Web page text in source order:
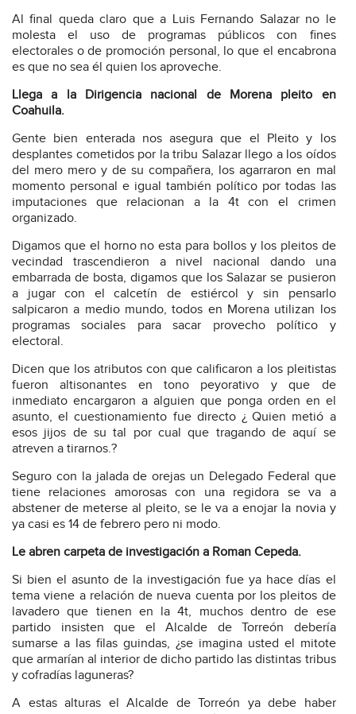
Al final queda claro que a Luis Fernando Salazar no le
molesta el uso de programas públicos con fines
electorales o de promoción personal, lo que el encabrona
es que no sea él quien los aproveche.
Llega a la Dirigencia nacional de Morena pleito en
Coahuila.
Gente bien enterada nos asegura que el Pleito y los
desplantes cometidos por la tribu Salazar llego a los oídos
del mero mero y de su compañera, los agarraron en mal
momento personal e igual también político por todas las
imputaciones que relacionan a la 4t con el crimen
organizado.
Digamos que el horno no esta para bollos y los pleitos de
vecindad trascendieron a nivel nacional dando una
embarrada de bosta, digamos que los Salazar se pusieron
a jugar con el calcetín de estiércol y sin pensarlo
salpicaron a medio mundo, todos en Morena utilizan los
programas sociales para sacar provecho político y
electoral.
Dicen que los atributos con que calificaron a los pleitistas
fueron altisonantes en tono peyorativo y que de
inmediato encargaron a alguien que ponga orden en el
asunto, el cuestionamiento fue directo ¿ Quien metió a
esos jijos de su tal por cual que tragando de aquí se
atreven a tirarnos.?
Seguro con la jalada de orejas un Delegado Federal que
tiene relaciones amorosas con una regidora se va a
abstener de meterse al pleito, se le va a enojar la novia y
ya casi es 14 de febrero pero ni modo.
Le abren carpeta de investigación a Roman Cepeda.
Si bien el asunto de la investigación fue ya hace días el
tema viene a relación de nueva cuenta por los pleitos de
lavadero que tienen en la 4t, muchos dentro de ese
partido insisten que el Alcalde de Torreón debería
sumarse a las filas guindas, ¿se imagina usted el mitote
que armarían al interior de dicho partido las distintas tribus
y cofradías laguneras?
A estas alturas el Alcalde de Torreón ya debe haber